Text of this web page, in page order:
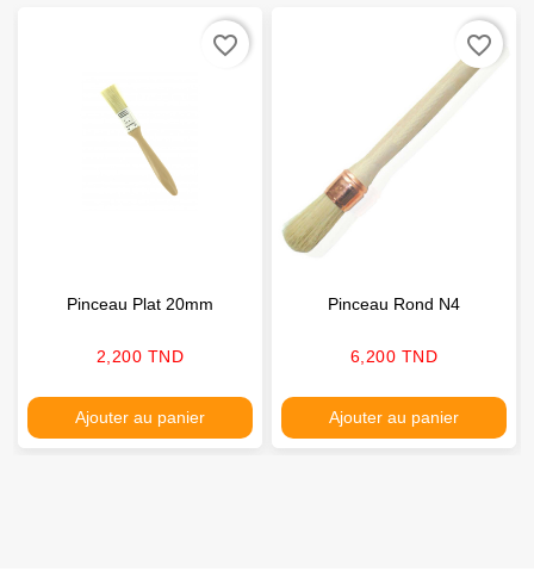
Pinceau Plat 20mm
Prix
2,200 TND
Ajouter au panier
favorite_border
Pinceau Rond N4
Prix
6,200 TND
Ajouter au panier
favorite_border